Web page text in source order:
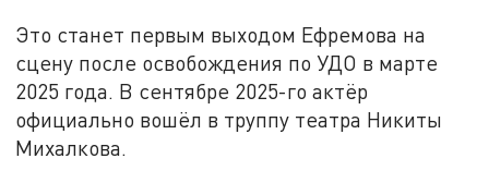
Это станет первым выходом Ефремова на
сцену после освобождения по УДО в марте
2025 года. В сентябре 2025-го актёр
официально вошёл в труппу театра Никиты
Михалкова.